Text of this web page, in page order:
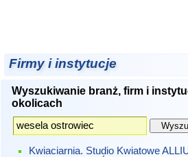
Firmy i instytucje
Wyszukiwanie branż, firm i
okolicach
Kwiaciarnia. Studio Kwiatowe